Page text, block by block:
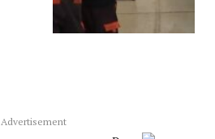
Advertisement